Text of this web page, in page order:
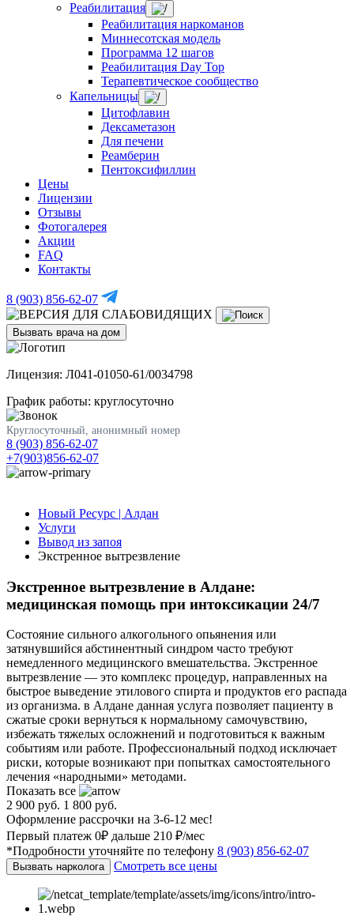
Реабилитация
Реабилитация наркоманов
Миннесотская модель
Программа 12 шагов
Реабилитация Day Top
Терапевтическое сообщество
Капельницы
Цитофлавин
Дексаметазон
Для печени
Реамберин
Пентоксифиллин
Цены
Лицензии
Отзывы
Фотогалерея
Акции
FAQ
Контакты
8 (903) 856-62-07
Вызвать врача на дом
Лицензия: Л041-01050-61/0034798
График работы: круглосуточно
Круглосуточный, анонимный номер
8 (903) 856-62-07
+7(903)856-62-07
Новый Ресурс | Алдан
Услуги
Вывод из запоя
Экстренное вытрезвление
Экстренное вытрезвление в Алдане:
медицинская помощь при интоксикации 24/7
Состояние сильного алкогольного опьянения или
затянувшийся абстинентный синдром часто требуют
немедленного медицинского вмешательства. Экстренное
вытрезвление — это комплекс процедур, направленных на
быстрое выведение этилового спирта и продуктов его распада
из организма. в Алдане данная услуга позволяет пациенту в
сжатые сроки вернуться к нормальному самочувствию,
избежать тяжелых осложнений и подготовиться к важным
событиям или работе. Профессиональный подход исключает
риски, которые возникают при попытках самостоятельного
лечения «народными» методами.
Показать все
2 900 руб. 1 800 руб.
Оформление рассрочки на 3-6-12 мес!
Первый платеж 0₽ дальше 210 ₽/мес
*Подробности уточняйте по телефону 8 (903) 856-62-07
Вызвать нарколога Смотреть все цены